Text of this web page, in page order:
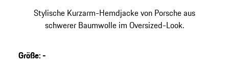
Stylische Kurzarm-Hemdjacke von Porsche aus
schwerer Baumwolle im Oversized-Look.
Größe:-